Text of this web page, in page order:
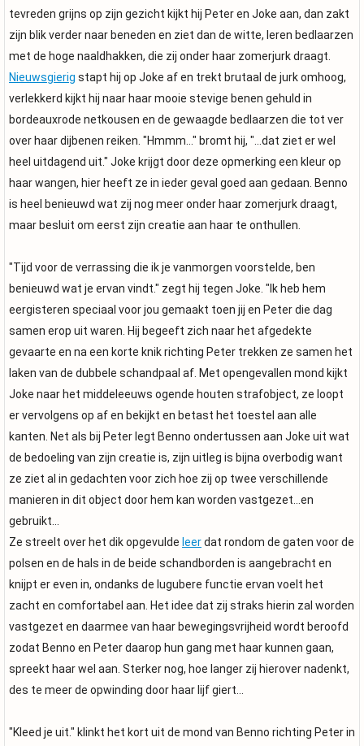
tevreden grijns op zijn gezicht kijkt hij Peter en Joke aan, dan zakt
zijn blik verder naar beneden en ziet dan de witte, leren bedlaarzen
met de hoge naaldhakken, die zij onder haar zomerjurk draagt.
Nieuwsgierig stapt hij op Joke af en trekt brutaal de jurk omhoog,
verlekkerd kijkt hij naar haar mooie stevige benen gehuld in
bordeauxrode netkousen en de gewaagde bedlaarzen die tot ver
over haar dijbenen reiken. "Hmmm..." bromt hij, "...dat ziet er wel
heel uitdagend uit." Joke krijgt door deze opmerking een kleur op
haar wangen, hier heeft ze in ieder geval goed aan gedaan. Benno
is heel benieuwd wat zij nog meer onder haar zomerjurk draagt,
maar besluit om eerst zijn creatie aan haar te onthullen.
"Tijd voor de verrassing die ik je vanmorgen voorstelde, ben
benieuwd wat je ervan vindt." zegt hij tegen Joke. "Ik heb hem
eergisteren speciaal voor jou gemaakt toen jij en Peter die dag
samen erop uit waren. Hij begeeft zich naar het afgedekte
gevaarte en na een korte knik richting Peter trekken ze samen het
laken van de dubbele schandpaal af. Met opengevallen mond kijkt
Joke naar het middeleeuws ogende houten strafobject, ze loopt
er vervolgens op af en bekijkt en betast het toestel aan alle
kanten. Net als bij Peter legt Benno ondertussen aan Joke uit wat
de bedoeling van zijn creatie is, zijn uitleg is bijna overbodig want
ze ziet al in gedachten voor zich hoe zij op twee verschillende
manieren in dit object door hem kan worden vastgezet...en
gebruikt...
Ze streelt over het dik opgevulde leerdat rondom de gaten voor de
polsen en de hals in de beide schandborden is aangebracht en
knijpt er even in, ondanks de lugubere functie ervan voelt het
zacht en comfortabel aan. Het idee dat zij straks hierin zal worden
vastgezet en daarmee van haar bewegingsvrijheid wordt beroofd
zodat Benno en Peter daarop hun gang met haar kunnen gaan,
spreekt haar wel aan. Sterker nog, hoe langer zij hierover nadenkt,
des te meer de opwinding door haar lijf giert...
"Kleed je uit." klinkt het kort uit de mond van Benno richting Peter in